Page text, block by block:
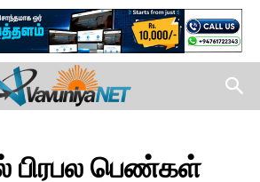
பிரபல பெண்கள்